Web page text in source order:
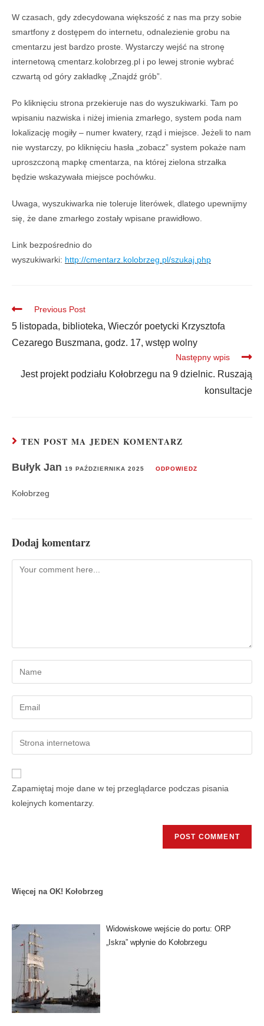
W czasach, gdy zdecydowana większość z nas ma przy sobie
smartfony z dostępem do internetu, odnalezienie grobu na
cmentarzu jest bardzo proste. Wystarczy wejść na stronę
internetową cmentarz.kolobrzeg.pl i po lewej stronie wybrać
czwartą od góry zakładkę „Znajdź grób”.
Po kliknięciu strona przekieruje nas do wyszukiwarki. Tam po
wpisaniu nazwiska i niżej imienia zmarłego, system poda nam
lokalizację mogiły – numer kwatery, rząd i miejsce. Jeżeli to nam
nie wystarczy, po kliknięciu hasła „zobacz” system pokaże nam
uproszczoną mapkę cmentarza, na której zielona strzałka
będzie wskazywała miejsce pochówku.
Uwaga, wyszukiwarka nie toleruje literówek, dlatego upewnijmy
się, że dane zmarłego zostały wpisane prawidłowo.
Link bezpośrednio do
wyszukiwarki: http://cmentarz.kolobrzeg.pl/szukaj.php
Previous Post
5 listopada, biblioteka, Wieczór poetycki Krzysztofa
Cezarego Buszmana, godz. 17, wstęp wolny
Następny wpis
Jest projekt podziału Kołobrzegu na 9 dzielnic. Ruszają
konsultacje
TEN POST MA JEDEN KOMENTARZ
Bułyk Jan 19 PAŹDZIERNIKA 2025 ODPOWIEDZ
Kołobrzeg
Dodaj komentarz
Zapamiętaj moje dane w tej przeglądarce podczas pisania
kolejnych komentarzy.
Więcej na OK! Kołobrzeg
Widowiskowe wejście do portu: ORP
„Iskra” wpłynie do Kołobrzegu